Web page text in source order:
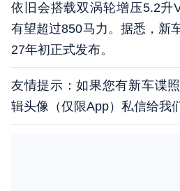
依旧会搭载双涡轮增压5.2升
有望超过850马力。据悉，新
27年初正式发布。
友情提示：如果您有新车谍
辑头像（仅限App）私信给我